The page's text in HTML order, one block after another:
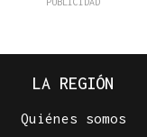
LA REGIÓN
Quiénes somos